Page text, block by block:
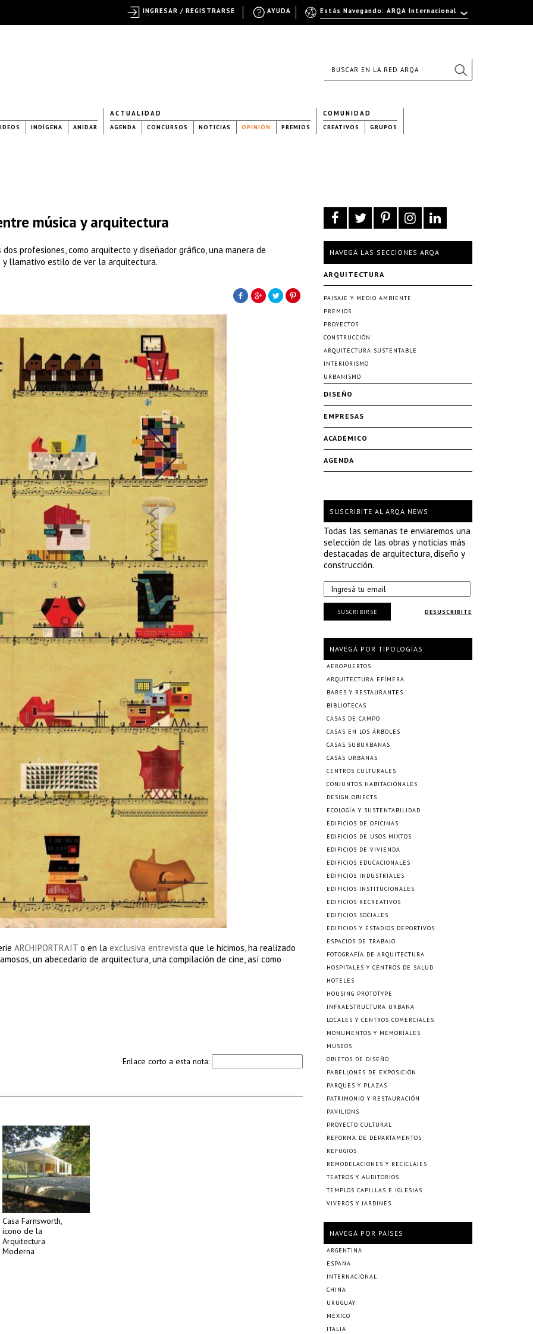
INDÍGENA ANIDAR
ACTUALIDAD
AGENDA CONCURSOS NOTICIAS OPINIÓN PREMIOS
COMUNIDAD
CREATIVOS GRUPOS
música y arquitectura
profesiones, como arquitecto y diseñador gráfico, una manera de
llamativo estilo de ver la arquitectura.
ARCHIPORTRAIT o en la exclusiva entrevista que le hicimos, ha realizado
un abecedario de arquitectura, una compilación de cine, así como
Enlace corto a esta nota:
Casa Farnsworth,
ícono de la
Arquitectura
Moderna
NAVEGÁ LAS SECCIONES ARQA
ARQUITECTURA
PAISAJE Y MEDIO AMBIENTE
PREMIOS
PROYECTOS
CONSTRUCCIÓN
ARQUITECTURA SUSTENTABLE
INTERIORISMO
URBANISMO
DISEÑO
EMPRESAS
ACADÉMICO
AGENDA
SUSCRIBITE AL ARQA NEWS
Todas las semanas te enviaremos una
selección de las obras y noticias más
destacadas de arquitectura, diseño y
construcción.
DESUSCRIBITE
SUSCRIBIRSE
NAVEGÁ POR TIPOLOGÍAS
AEROPUERTOS
ARQUITECTURA EFÍMERA
BARES Y RESTAURANTES
BIBLIOTECAS
CASAS DE CAMPO
CASAS EN LOS ÁRBOLES
CASAS SUBURBANAS
CASAS URBANAS
CENTROS CULTURALES
CONJUNTOS HABITACIONALES
DESIGN OBJECTS
ECOLOGÍA Y SUSTENTABILIDAD
EDIFICIOS DE OFICINAS
EDIFICIOS DE USOS MIXTOS
EDIFICIOS DE VIVIENDA
EDIFICIOS EDUCACIONALES
EDIFICIOS INDUSTRIALES
EDIFICIOS INSTITUCIONALES
EDIFICIOS RECREATIVOS
EDIFICIOS SOCIALES
EDIFICIOS Y ESTADIOS DEPORTIVOS
ESPACIOS DE TRABAJO
FOTOGRAFÍA DE ARQUITECTURA
HOSPITALES Y CENTROS DE SALUD
HOTELES
HOUSING PROTOTYPE
INFRAESTRUCTURA URBANA
LOCALES Y CENTROS COMERCIALES
MONUMENTOS Y MEMORIALES
MUSEOS
OBJETOS DE DISEÑO
PABELLONES DE EXPOSICIÓN
PARQUES Y PLAZAS
PATRIMONIO Y RESTAURACIÓN
PAVILIONS
PROYECTO CULTURAL
REFORMA DE DEPARTAMENTOS
REFUGIOS
REMODELACIONES Y RECICLAJES
TEATROS Y AUDITORIOS
TEMPLOS CAPILLAS E IGLESIAS
VIVEROS Y JARDINES
NAVEGÁ POR PAÍSES
ARGENTINA
ESPAÑA
INTERNACIONAL
CHINA
URUGUAY
MÉXICO
ITALIA
Estás Navegando: ARQA Internacional
AYUDA
INGRESAR / REGISTRARSE